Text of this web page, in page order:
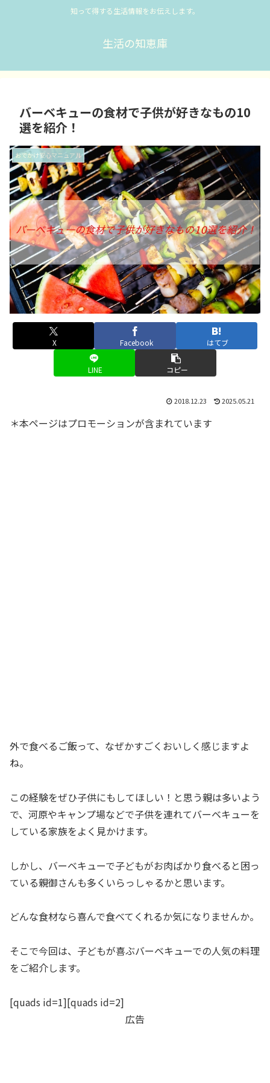
知って得する生活情報をお伝えします。
生活の知恵庫
バーベキューの食材で子供が好きなもの10
選を紹介！
おでかけ安心マニュアル
X Facebook はてブ
LINE コピー
2018.12.23 2025.05.21
＊本ページはプロモーションが含まれています
外で食べるご飯って、なぜかすごくおいしく感じますよ
ね。
この経験をぜひ子供にもしてほしい！と思う親は多いよう
で、河原やキャンプ場などで子供を連れてバーベキューを
している家族をよく見かけます。
しかし、バーベキューで子どもがお肉ばかり食べると困っ
ている親御さんも多くいらっしゃるかと思います。
どんな食材なら喜んで食べてくれるか気になりませんか。
そこで今回は、子どもが喜ぶバーベキューでの人気の料理
をご紹介します。
[quads id=1][quads id=2]
広告